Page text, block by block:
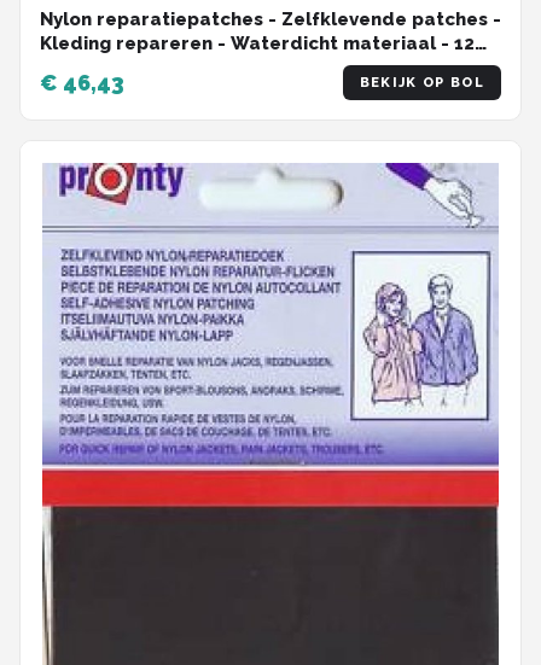
Nylon reparatiepatches - Zelfklevende patches -
Kleding repareren - Waterdicht materiaal - 12
€ 46,43 BEKIJK OP BOL